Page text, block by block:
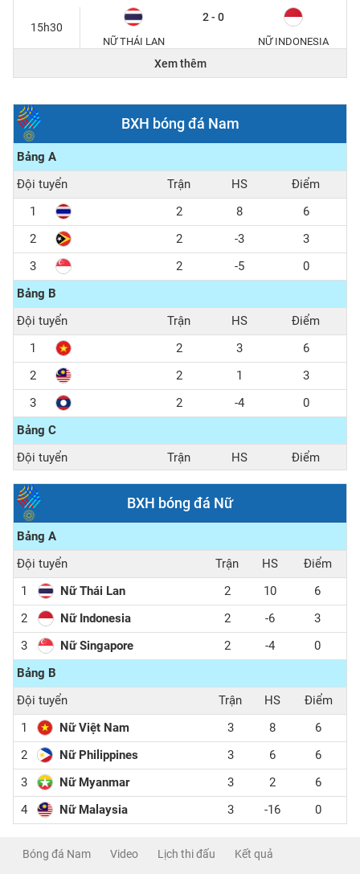
15h30
NỮ THÁI LAN
2 - 0
NỮ INDONESIA
15/12/2025
20h00
U22 THÁI LAN
1 - 0
15h30
U22 PHILIPPINES
Xem thêm
BXH bóng đá Nam
Bảng A
Đội tuyển
Trận HS
Điểm
1
2 8
6
2
2 -3
3
3
2 -5
0
Bảng B
Đội tuyển
Trận HS
Điểm
1
2 3
6
2
2 1
3
3
2 -4
0
Bảng C
Đội tuyển
Trận HS
Điểm
1
2 3
6
2
2
3
BXH bóng đá Nữ
Bảng A
Đội tuyển
Trận HS
Điểm
1
Nữ Thái Lan 2 10
6
2
Nữ Indonesia 2 -6
3
3
Nữ Singapore 2 -4
0
Bảng B
Đội tuyển
Trận HS
Điểm
1
Nữ Việt Nam 3 8
6
2
Nữ Philippines 3 6
6
3
Nữ Myanmar 3 2
6
4
Nữ Malaysia 3 -16 0
Bóng đá Nam Video Lịch thi đấu Kết quả